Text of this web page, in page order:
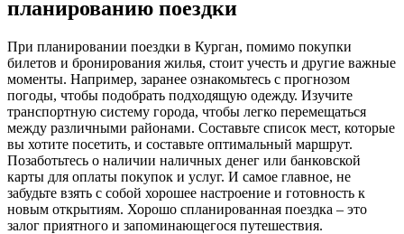
планированию поездки
При планировании поездки в Курган, помимо покупки
билетов и бронирования жилья, стоит учесть и другие важные
моменты. Например, заранее ознакомьтесь с прогнозом
погоды, чтобы подобрать подходящую одежду. Изучите
транспортную систему города, чтобы легко перемещаться
между различными районами. Составьте список мест, которые
вы хотите посетить, и составьте оптимальный маршрут.
Позаботьтесь о наличии наличных денег или банковской
карты для оплаты покупок и услуг. И самое главное, не
забудьте взять с собой хорошее настроение и готовность к
новым открытиям. Хорошо спланированная поездка – это
залог приятного и запоминающегося путешествия.